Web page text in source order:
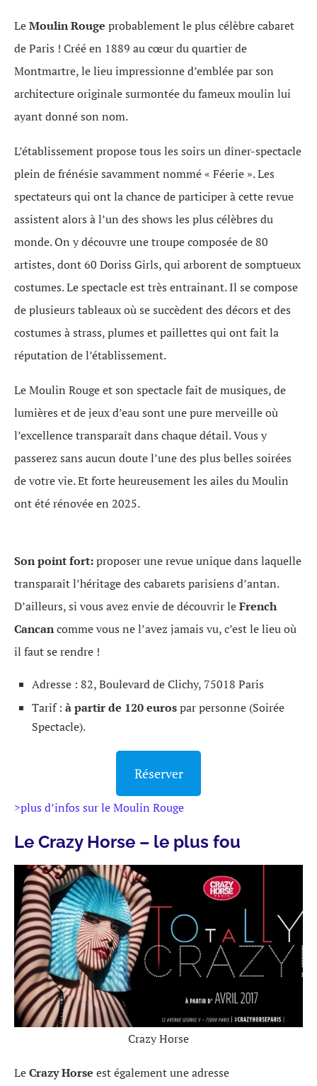
LeMoulin Rouge probablement le plus célèbre cabaret
de Paris ! Créé en 1889 au cœur du quartier de
Montmartre, le lieu impressionne d’emblée par son
architecture originale surmontée du fameux moulin lui
ayant donné son nom.
L’établissement propose tous les soirs un dîner-spectacle
plein de frénésie savamment nommé « Féerie ». Les
spectateurs qui ont la chance de participer à cette revue
assistent alors à l’un des shows les plus célèbres du
monde. On y découvre une troupe composée de 80
artistes, dont 60 Doriss Girls, qui arborent de somptueux
costumes. Le spectacle est très entrainant. Il se compose
de plusieurs tableaux où se succèdent des décors et des
costumes à strass, plumes et paillettes qui ont fait la
réputation de l’établissement.
Le Moulin Rouge et son spectacle fait de musiques, de
lumières et de jeux d’eau sont une pure merveille où
l’excellence transparaît dans chaque détail. Vous y
passerez sans aucun doute l’une des plus belles soirées
de votre vie. Et forte heureusement les ailes du Moulin
ont été rénovée en 2025.
Son point fort:proposer une revue unique dans laquelle
transparaît l’héritage des cabarets parisiens d’antan.
D’ailleurs, si vous avez envie de découvrir leFrench
Cancancomme vous ne l’avez jamais vu, c’est le lieu où
il faut se rendre !
Adresse : 82, Boulevard de Clichy, 75018 Paris
Tarif : à partir de 120 eurospar personne (Soirée
Spectacle).
Réserver
>plus d’infos sur le Moulin Rouge
Le Crazy Horse – le plus fou
Crazy Horse
LeCrazy Horse est également une adresse